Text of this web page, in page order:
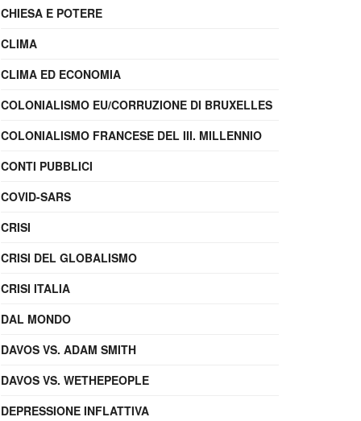
CHIESA E POTERE
CLIMA
CLIMA ED ECONOMIA
COLONIALISMO EU/CORRUZIONE DI BRUXELLES
COLONIALISMO FRANCESE DEL III. MILLENNIO
CONTI PUBBLICI
COVID-SARS
CRISI
CRISI DEL GLOBALISMO
CRISI ITALIA
DAL MONDO
DAVOS VS. ADAM SMITH
DAVOS VS. WETHEPEOPLE
DEPRESSIONE INFLATTIVA